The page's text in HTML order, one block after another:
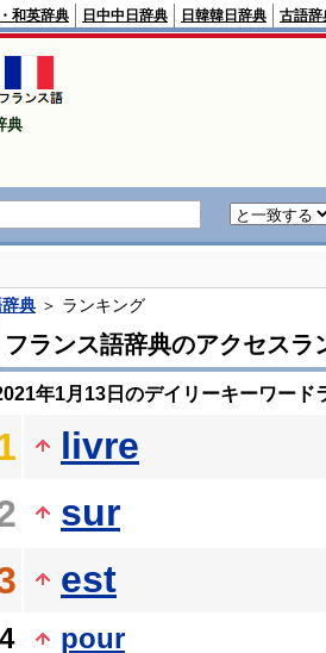
和英辞典 日中中日辞典 日韓韓日辞典 古語辞
典
典 ＞ ランキング
フランス語辞典のアクセスラ
年1月13日のデイリーキーワード
livre
sur
est
4
pour